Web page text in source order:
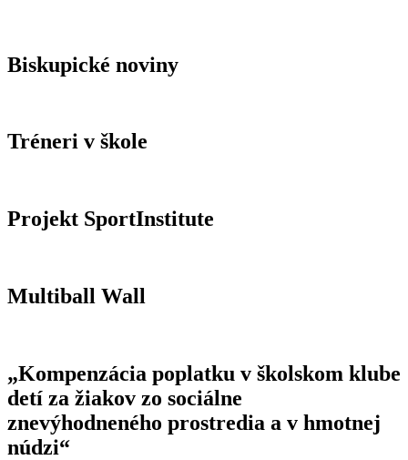
Biskupické noviny
Tréneri v škole
Projekt SportInstitute
Multiball Wall
„Kompenzácia poplatku v školskom klube
detí za žiakov zo sociálne
znevýhodneného prostredia a v hmotnej
núdzi“